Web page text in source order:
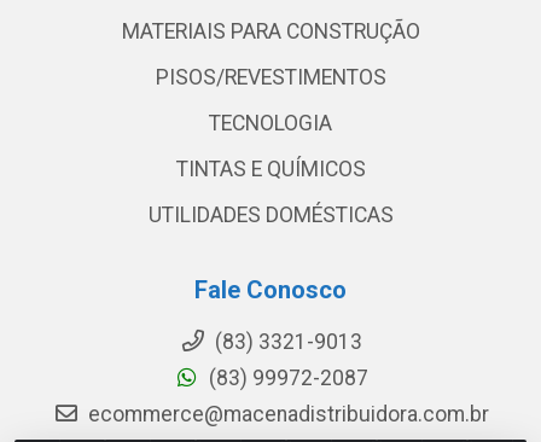
MATERIAIS PARA CONSTRUÇÃO
PISOS/REVESTIMENTOS
TECNOLOGIA
TINTAS E QUÍMICOS
UTILIDADES DOMÉSTICAS
Fale Conosco
(83) 3321-9013
(83) 99972-2087
ecommerce@macenadistribuidora.com.br